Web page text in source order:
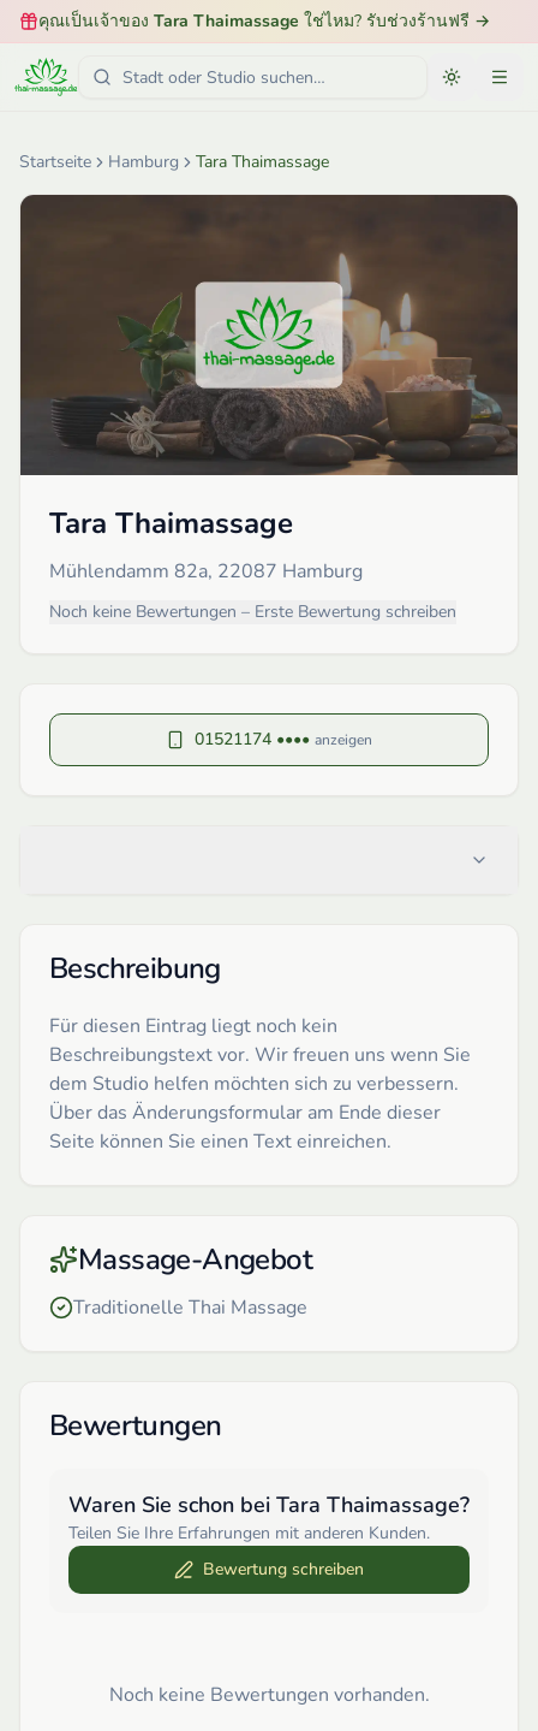
คุณเป็นเจ้าของ Tara Thaimassage ใช่ไหม? รับช่วงร้านฟรี →
Startseite Hamburg Tara Thaimassage
Tara Thaimassage
Mühlendamm 82a, 22087 Hamburg
Noch keine Bewertungen – Erste Bewertung schreiben
01521174 •••• anzeigen
Beschreibung
Für diesen Eintrag liegt noch kein
Beschreibungstext vor. Wir freuen uns wenn Sie
dem Studio helfen möchten sich zu verbessern.
Über das Änderungsformular am Ende dieser
Seite können Sie einen Text einreichen.
Massage-Angebot
Traditionelle Thai Massage
Bewertungen
Waren Sie schon bei Tara Thaimassage?
Teilen Sie Ihre Erfahrungen mit anderen Kunden.
Bewertung schreiben
Noch keine Bewertungen vorhanden.